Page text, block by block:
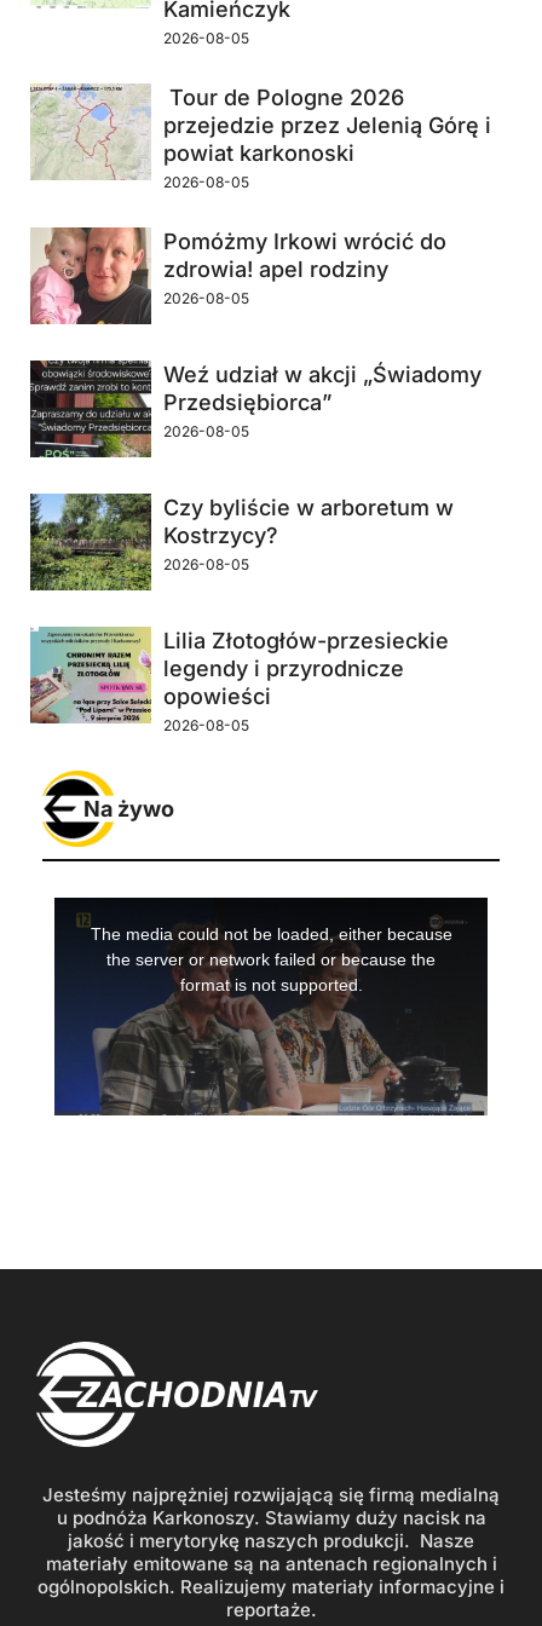
Kamieńczyk
2026-08-05
Tour de Pologne 2026
przejedzie przez Jelenią Górę i
powiat karkonoski
2026-08-05
Pomóżmy Irkowi wrócić do
zdrowia! apel rodziny
2026-08-05
Weź udział w akcji „Świadomy
Przedsiębiorca”
2026-08-05
Czy byliście w arboretum w
Kostrzycy?
2026-08-05
Lilia Złotogłów-przesieckie
legendy i przyrodnicze
opowieści
2026-08-05
Na żywo
Jesteśmy najprężniej rozwijającą się firmą medialną
u podnóża Karkonoszy. Stawiamy duży nacisk na
jakość i merytorykę naszych produkcji. Nasze
materiały emitowane są na antenach regionalnych i
ogólnopolskich. Realizujemy materiały informacyjne i
reportaże.